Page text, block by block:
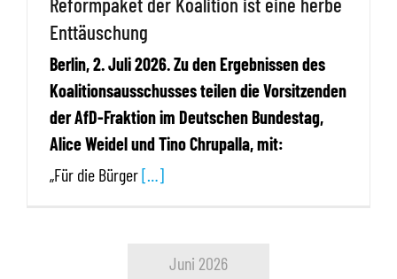
Enttäuschung
Berlin, 2. Juli 2026. Zu den Ergebnissen des
Koalitionsausschusses teilen die Vorsitzenden
der AfD-Fraktion im Deutschen Bundestag,
Alice Weidel und Tino Chrupalla, mit:
„Für die Bürger[…]
Juni 2026